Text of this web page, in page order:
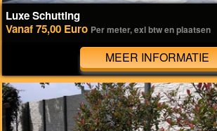
Luxe Schutting
Vanaf 75,00 Euro Per meter, exl btw en plaatsen
MEER INFORMATIE